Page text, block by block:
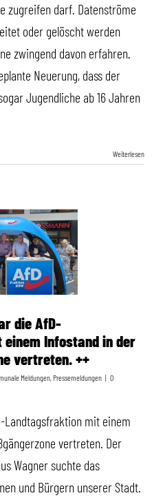
zugreifen darf. Datenströme
oder gelöscht werden
zwingend davon erfahren.
Neuerung, dass der
Jugendliche ab 16 Jahren
Weiterlesen
die AfD-
Infostand in der
vertreten. ++
Meldungen, Pressemeldungen | 0
Landtagsfraktion mit einem
vertreten. Der
Wagner suchte das
und Bürgern unserer Stadt.